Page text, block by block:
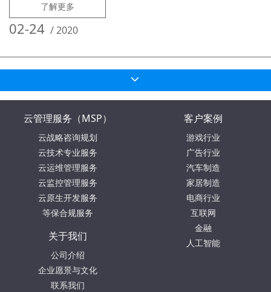
了解更多
02-24 /2020
云管理服务（MSP）
云战略咨询规划
云技术专业服务
云运维管理服务
云监控管理服务
云原生开发服务
等保合规服务
客户案例
游戏行业
广告行业
汽车制造
家居制造
电商行业
互联网
金融
人工智能
关于我们
公司介绍
企业愿景与文化
联系我们